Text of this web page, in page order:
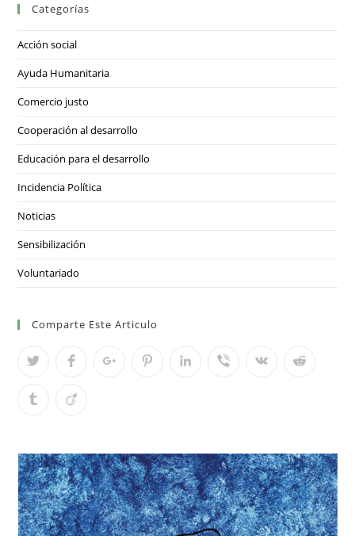
Categorías
Acción social
Ayuda Humanitaria
Comercio justo
Cooperación al desarrollo
Educación para el desarrollo
Incidencia Política
Noticias
Sensibilización
Voluntariado
Comparte Este Articulo